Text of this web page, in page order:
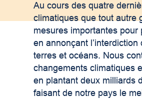
Au cours des quatre
climatiques que tout autre
mesures importantes
en annonçant
terres et océans. Nous
changements climatiques
en plantant deux milliards
faisant de notre pays le